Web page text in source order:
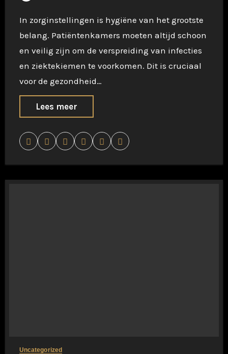
In zorginstellingen is hygiëne van het grootste
belang. Patiëntenkamers moeten altijd schoon
en veilig zijn om de verspreiding van infecties
en ziektekiemen te voorkomen. Dit is cruciaal
voor de gezondheid…
Lees meer
Uncategorized